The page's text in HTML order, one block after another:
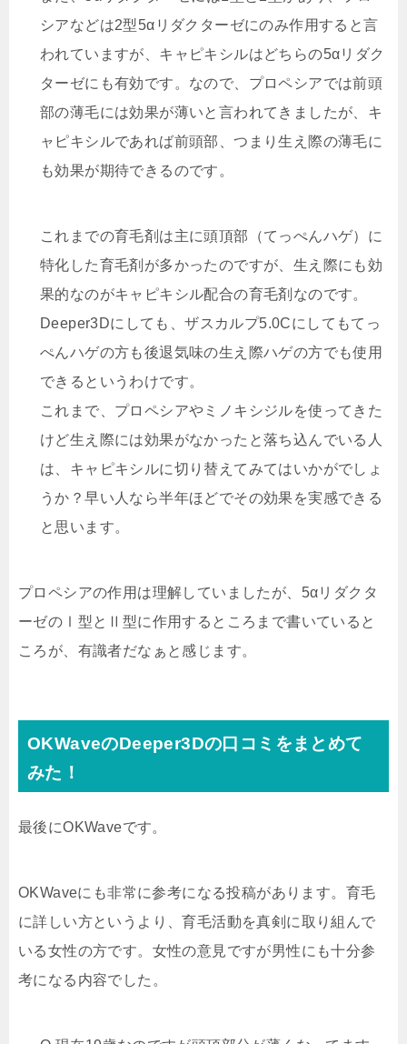
シアなどは2型5αリダクターゼにのみ作用すると言
われていますが、キャピキシルはどちらの5αリダク
ターゼにも有効です。なので、プロペシアでは前頭
部の薄毛には効果が薄いと言われてきましたが、キ
ャピキシルであれば前頭部、つまり生え際の薄毛に
も効果が期待できるのです。
これまでの育毛剤は主に頭頂部（てっぺんハゲ）に
特化した育毛剤が多かったのですが、生え際にも効
果的なのがキャピキシル配合の育毛剤なのです。
Deeper3Dにしても、ザスカルプ5.0Cにしてもてっ
ぺんハゲの方も後退気味の生え際ハゲの方でも使用
できるというわけです。
これまで、プロペシアやミノキシジルを使ってきた
けど生え際には効果がなかったと落ち込んでいる人
は、キャピキシルに切り替えてみてはいかがでしょ
うか？早い人なら半年ほどでその効果を実感できる
と思います。
プロペシアの作用は理解していましたが、5αリダクタ
ーゼのⅠ型とⅡ型に作用するところまで書いていると
ころが、有識者だなぁと感じます。
OKWaveのDeeper3Dの口コミをまとめて
みた！
最後にOKWaveです。
OKWaveにも非常に参考になる投稿があります。育毛
に詳しい方というより、育毛活動を真剣に取り組んで
いる女性の方です。女性の意見ですが男性にも十分参
考になる内容でした。